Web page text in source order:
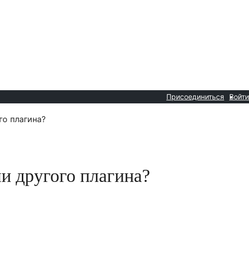
Присоединиться Войти
плагина?
другого плагина?